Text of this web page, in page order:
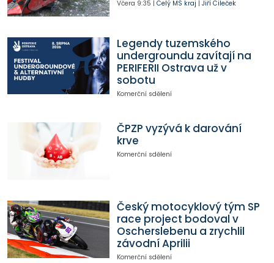
Včera 9:35 | Celý MS kraj | Jiří Cileček
Legendy tuzemského
undergroundu zavítají na
PERIFERII Ostrava už v
sobotu
Komerční sdělení
ČPZP vyzývá k darování
krve
Komerční sdělení
Český motocyklový tým SP
race project bodoval v
Oscherslebenu a zrychlil
závodní Aprilii
Komerční sdělení